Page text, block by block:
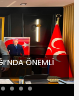
ÖNEMLİ